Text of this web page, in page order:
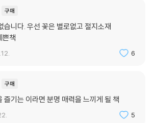
구매
습니다. 우선 꽃은 별로없고 절지소재
쁜책
6
구매
즐기는 이라면 분명 매력을 느끼게 될 책
5